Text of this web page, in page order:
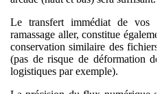
Le transfert immédiat de vos
ramassage aller, constitue
conservation similaire des fichiers
(pas de risque de déformation de
logistiques par exemple).